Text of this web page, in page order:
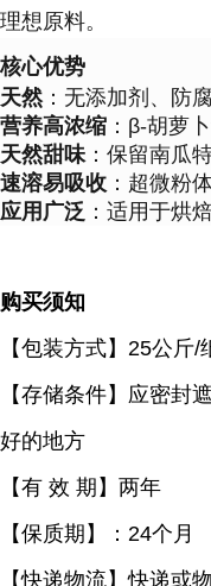
理想原料。
核心优势
天然：无添加剂、防
营养高浓缩 ：β-胡萝
天然甜味：保留南瓜
速溶易吸收 ：超微粉
应用广泛 ：适用于烘
购买须知
【包装方式】 25公斤/
【存储条件】应密封
好的地方
【有 效 期】两年
【保质期】： 24个月
【快递物流】快递或